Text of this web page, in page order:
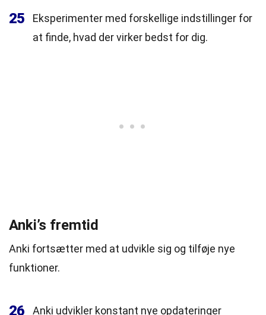
25
Eksperimenter med forskellige indstillinger for
at finde, hvad der virker bedst for dig.
Anki’s fremtid
Anki fortsætter med at udvikle sig og tilføje nye
funktioner.
26 Anki udvikler konstant nye opdateringer